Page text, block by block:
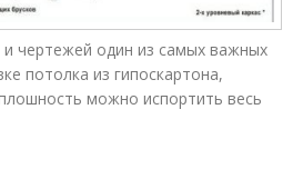
чертежей один из самых важных
потолка из гипоскартона,
можно испортить весь